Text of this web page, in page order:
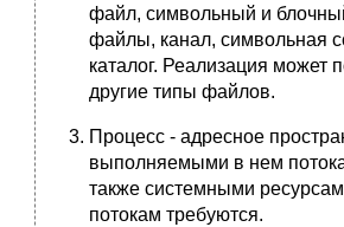
файл, символьный и
файлы, канал, символьная
каталог. Реализация может
другие типы файлов.
Процесс - адресное
выполняемыми в нем
также системными
потокам требуются.